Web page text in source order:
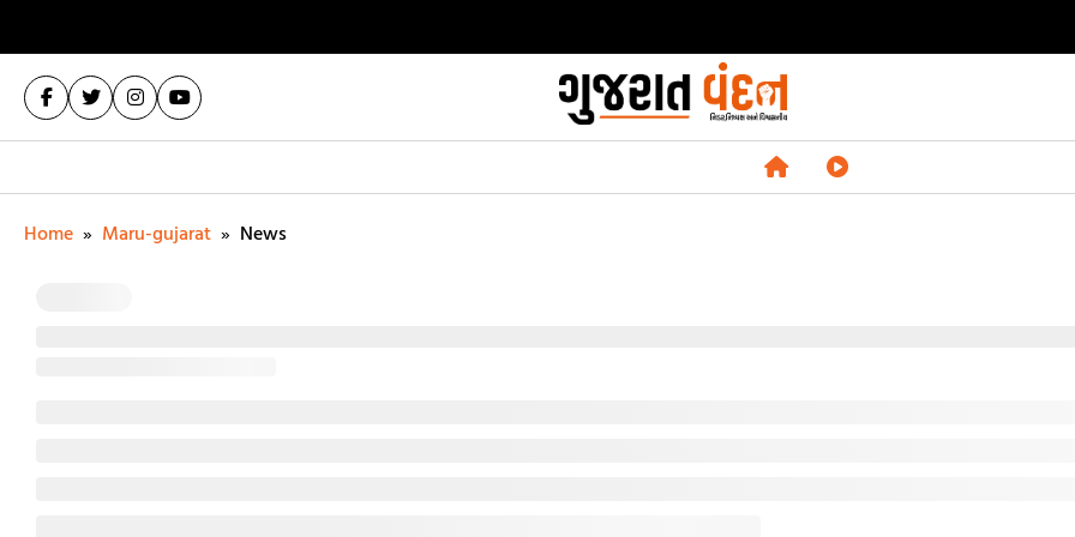
Home » Maru-gujarat » News